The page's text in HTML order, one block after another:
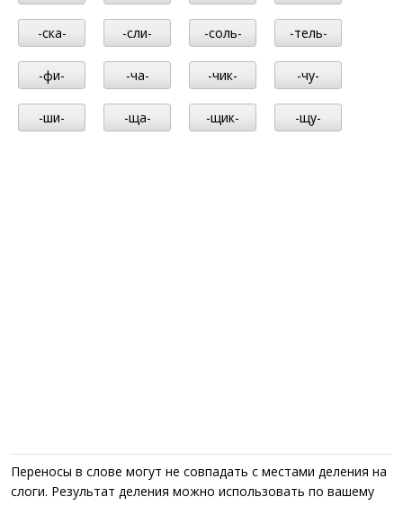
-ска- -сли- -соль- -тель-
-фи- -ча- -чик- -чу-
-ши- -ща- -щик- -щу-
Переносы в слове могут не совпадать с местами деления на
слоги. Результат деления можно использовать по вашему